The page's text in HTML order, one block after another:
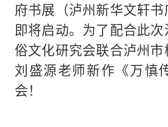
府书展（泸州新华文轩
即将启动。为了配合此
俗文化研究会联合泸州
刘盛源老师新作《万慎
会！